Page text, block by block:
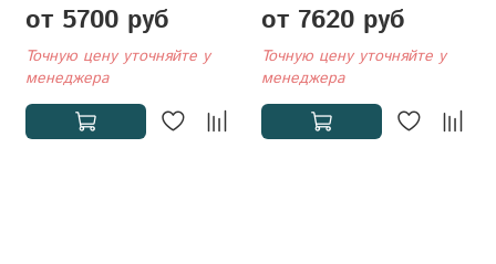
от 5700 руб
Точную цену уточняйте у
менеджера
от 7620 руб
Точную цену уточняйте у
менеджера